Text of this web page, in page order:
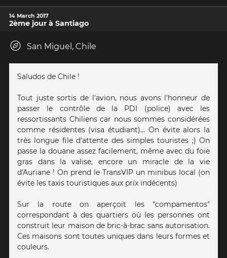
14 March 2017
2ème jour à Santiago
San Miguel, Chile
Saludos de Chile !
Tout juste sortis de l'avion, nous avons l'honneur de
passer le contrôle de la PDI (police) avec les
ressortissants Chiliens car nous sommes considérées
comme résidentes (visa étudiant)... On évite alors la
très longue file d'attente des simples touristes ;) On
passe la douane assez facilement, même avec du foie
gras dans la valise, encore un miracle de la vie
d'Auriane ! On prend le TransVIP un minibus local (on
évite les taxis touristiques aux prix indécents)
Sur la route on aperçoit les "compamentos"
correspondant à des quartiers où les personnes ont
construit leur maison de bric-à-brac sans autorisation.
Ces maisons sont toutes uniques dans leurs formes et
couleurs.